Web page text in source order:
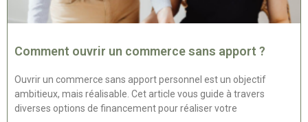
Comment ouvrir un commerce sans apport ?
Ouvrir un commerce sans apport personnel est un objectif
ambitieux, mais réalisable. Cet article vous guide à travers
diverses options de financement pour réaliser votre